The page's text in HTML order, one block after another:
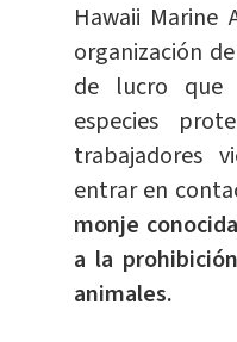
Hawaii Marine
organización
de lucro que
especies
trabajadores
entrar en
monje
a la
animales.